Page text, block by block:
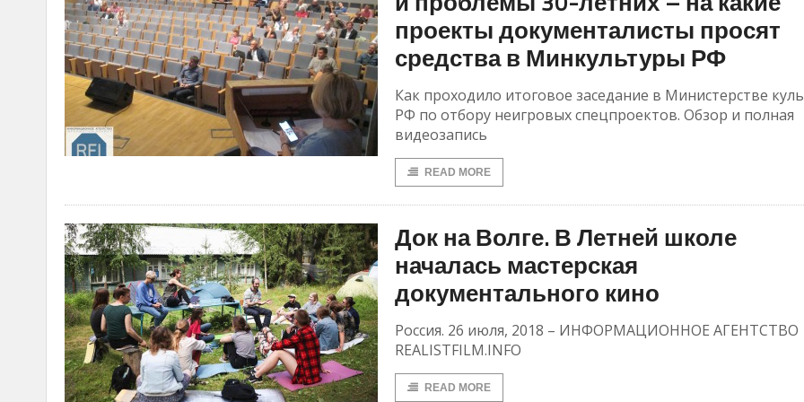
проекты документалисты просят
средства в Минкультуры РФ
Как проходило итоговое заседание в Министерстве
РФ по отбору неигровых спецпроектов. Обзор и полная
видеозапись
READ MORE
Док на Волге. В Летней школе
началась мастерская
документального кино
Россия. 26 июля, 2018 – ИНФОРМАЦИОННОЕ АГЕНТСТВО
REALISTFILM.INFO
READ MORE